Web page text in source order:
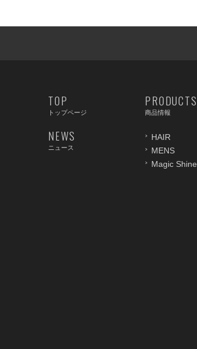
TOP
トップページ
NEWS
ニュース
PRODUCTS
商品情報
HAIR
MENS
Magic Shine